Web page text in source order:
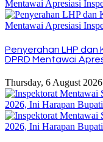
Penyerahan LHP dan
DPRD Mentawai
Thursday, 6 August